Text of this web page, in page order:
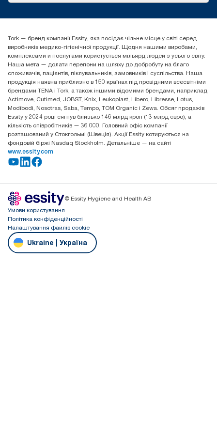
(+38) 044 490 55 66
Essity Україна
04071 м. Київ, вул. Григорія Сковороди 19,
Тел. +38 044 490 55 66
Tork — бренд компанії Essity, яка посідає чільне місце у світі серед
виробників медико-гігієнічної продукції. Щодня нашими виробами,
комплексами й послугами користується мільярд людей з усього світу.
Наша мета — долати перепони на шляху до добробуту на благо
споживачів, пацієнтів, піклувальників, замовників і суспільства. Наша
продукція наявна приблизно в 150 країнах під провідними всесвітніми
брендами TENA і Tork, а також іншими відомими брендами, наприклад
Actimove, Cutimed, JOBST, Knix, Leukoplast, Libero, Libresse, Lotus,
Modibodi, Nosotras, Saba, Tempo, TOM Organic і Zewa. Обсяг продажів
Essity у 2024 році сягнув близько 146 млрд крон (13 млрд євро), а
кількість співробітників — 36 000. Головний офіс компанії
розташований у Стокгольмі (Швеція). Акції Essity котируються на
фондовій біржі Nasdaq Stockholm. Детальніше — на сайті
www.essity.com
© Essity Hygiene and Health AB
Умови користування
Політика конфіденційності
Налаштування файлів cookie
Ukraine | Україна